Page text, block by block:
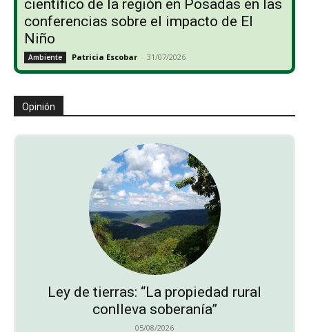
científico de la región en Posadas en las
conferencias sobre el impacto de El
Niño
Ambiente Patricia Escobar - 31/07/2026
Opinión
Ley de tierras: “La propiedad rural
conlleva soberanía”
05/08/2026